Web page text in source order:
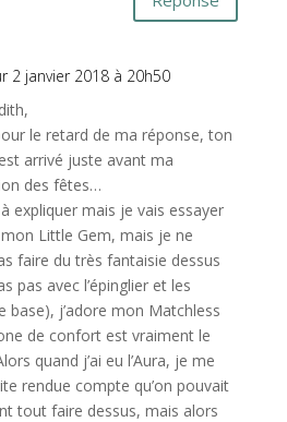
2 janvier 2018 à 20h50
le retard de ma réponse, ton
arrivé juste avant ma
des fêtes…
expliquer mais je vais essayer
mon Little Gem, mais je ne
faire du très fantaisie dessus
pas avec l’épinglier et les
base), j’adore mon Matchless
de confort est vraiment le
quand j’ai eu l’Aura, je me
rendue compte qu’on pouvait
tout faire dessus, mais alors